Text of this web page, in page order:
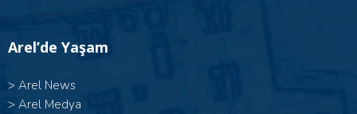
Arel’de Yaşam
> Arel News
> Arel Medya